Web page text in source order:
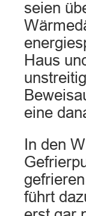
seien
Haus
eine
In den
führt